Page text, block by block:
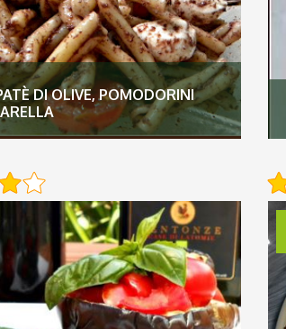
DI OLIVE, POMODORINI